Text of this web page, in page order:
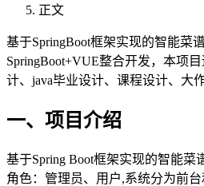
正文
基于SpringBoot框架实现的智能菜
SpringBoot+VUE整合开发，本项
计、java毕业设计、课程设计、大
一、项目介绍
基于Spring Boot框架实现的智能菜
角色：管理员、用户,系统分为前